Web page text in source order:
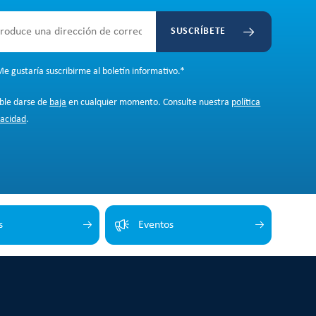
SUSCRÍBETE
gustaría suscribirme al boletín informativo.*
darse de baja en cualquier momento. Consulte nuestra política
.
Eventos